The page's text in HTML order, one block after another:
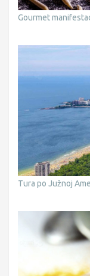
Gourmet
Tura po Južnoj